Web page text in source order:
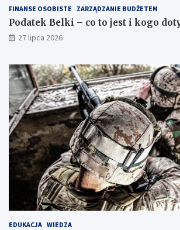
FINANSE OSOBISTE ZARZĄDZANIE BUDŻETEM
Podatek Belki – co to jest i kogo
27 lipca 2026
EDUKACJA WIEDZA